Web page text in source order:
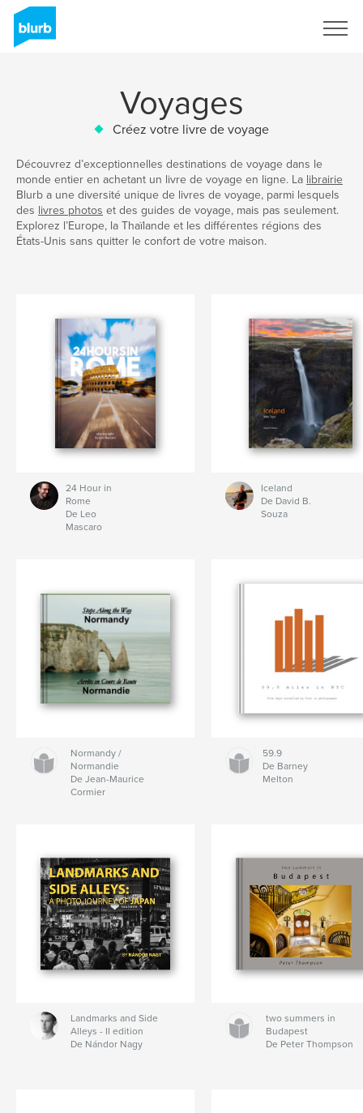
Voyages
Créez votre livre de voyage
Découvrez d’exceptionnelles destinations de voyage dans le
monde entier en achetant un livre de voyage en ligne. La librairie
Blurb a une diversité unique de livres de voyage, parmi lesquels
des livres photos et des guides de voyage, mais pas seulement.
Explorez l’Europe, la Thaïlande et les différentes régions des
États-Unis sans quitter le confort de votre maison.
24 Hour in
Rome
De Leo
Mascaro
Iceland
De David B.
Souza
Normandy /
Normandie
De Jean-Maurice
Cormier
59.9
De Barney
Melton
Landmarks and Side
Alleys - II edition
De Nándor Nagy
two summers in
Budapest
De Peter Thompson